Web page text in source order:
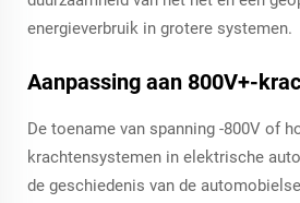
energieverbruik in grotere systemen.
Aanpassing aan 800V+-
De toename van spanning -800V of
krachtensystemen in elektrische
de geschiedenis van de